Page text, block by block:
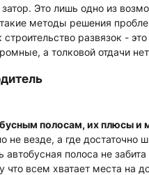
затор. Это лишь одно из
методы решения
развязок -
а толковой отдачи
полосам, их плюсы и
не везде, а где достаточно
автобусная полоса не
что всем хватает места на